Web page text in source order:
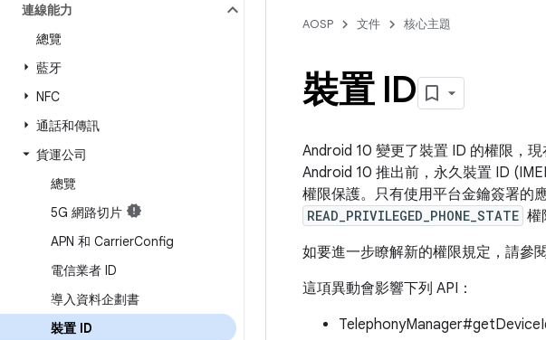
連線能力
總覽
藍牙
NFC
通話和傳訊
貨運公司
總覽
5G 網路切片
APN 和 CarrierConfig
電信業者 ID
導入資料企劃書
裝置 ID
AOSP 文件 核心主題
裝置 ID
Android 10 變更了裝置 ID 的權限，
Android 10 推出前，永久裝置 ID
權限保護。只有使用平台金鑰簽署的
READ_PRIVILEGED_PHONE_STATE 權
如要進一步瞭解新的權限規定，請參閱
這項異動會影響下列 API：